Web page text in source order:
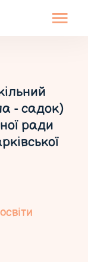
- садок)
ради